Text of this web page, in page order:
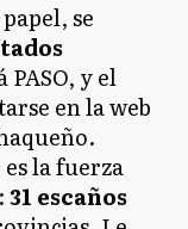
se
PASO, y el
en la web
es la fuerza
31 escaños